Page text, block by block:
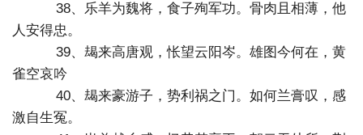
38、乐羊为魏将，食子殉军功。骨肉且相薄，他
人安得忠。
39、朅来高唐观，怅望云阳岑。雄图今何在，黄
雀空哀吟
40、朅来豪游子，势利祸之门。如何兰膏叹，感
激自生冤。